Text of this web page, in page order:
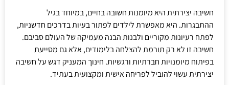
חשיבה יצירתית היא מיומנות חשובה בחיים, במיוחד בגיל
ההתבגרות. היא מאפשרת לילדים לפתור בעיות בדרכים חדשניות,
לפתח רעיונות מקוריים ולבנות הבנה מעמיקה של העולם סביבם.
חשיבה זו לא רק תורמת להצלחה בלימודים, אלא גם מסייעת
בפיתוח מיומנויות חברתיות ורגשיות. חינוך המעניק דגש על חשיבה
יצירתית עשוי להוביל לפריחה אישית ומקצועית בעתיד.